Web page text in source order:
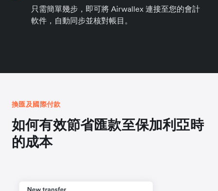
只需簡單幾步，即可將 Airwallex 連接至您的會計
軟件，自動同步並核對帳目。
換匯及國際付款
如何有效節省匯款至保加利亞時
的成本